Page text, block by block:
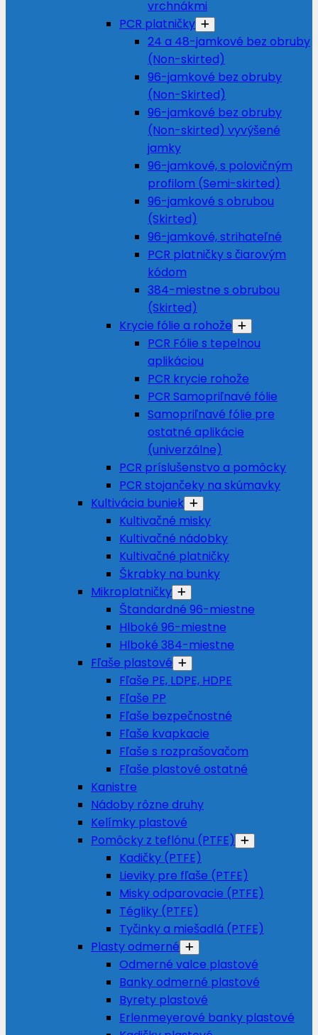
vrchnákmi
PCR platničky
24 a 48-jamkové bez obruby
(Non-skirted)
96-jamkové bez obruby
(Non-Skirted)
96-jamkové bez obruby
(Non-skirted) vyvýšené
jamky
96-jamkové, s polovičným
profilom (Semi-skirted)
96-jamkové s obrubou
(Skirted)
96-jamkové, strihateľné
PCR platničky s čiarovým
kódom
384-miestne s obrubou
(Skirted)
Krycie fólie a rohože
PCR Fólie s tepelnou
aplikáciou
PCR krycie rohože
PCR Samopriľnavé fólie
Samopriľnavé fólie pre
ostatné aplikácie
(univerzálne)
PCR príslušenstvo a pomôcky
PCR stojančeky na skúmavky
Kultivácia buniek
Kultivačné misky
Kultivačné nádobky
Kultivačné platničky
Škrabky na bunky
Mikroplatničky
Štandardné 96-miestne
Hlboké 96-miestne
Hlboké 384-miestne
Fľaše plastové
Fľaše PE, LDPE, HDPE
Fľaše PP
Fľaše bezpečnostné
Fľaše kvapkacie
Fľaše s rozprašovačom
Fľaše plastové ostatné
Kanistre
Nádoby rôzne druhy
Kelímky plastové
Pomôcky z teflónu (PTFE)
Kadičky (PTFE)
Lieviky pre fľaše (PTFE)
Misky odparovacie (PTFE)
Tégliky (PTFE)
Tyčinky a miešadlá (PTFE)
Plasty odmerné
Odmerné valce plastové
Banky odmerné plastové
Byrety plastové
Erlenmeyerové banky plastové